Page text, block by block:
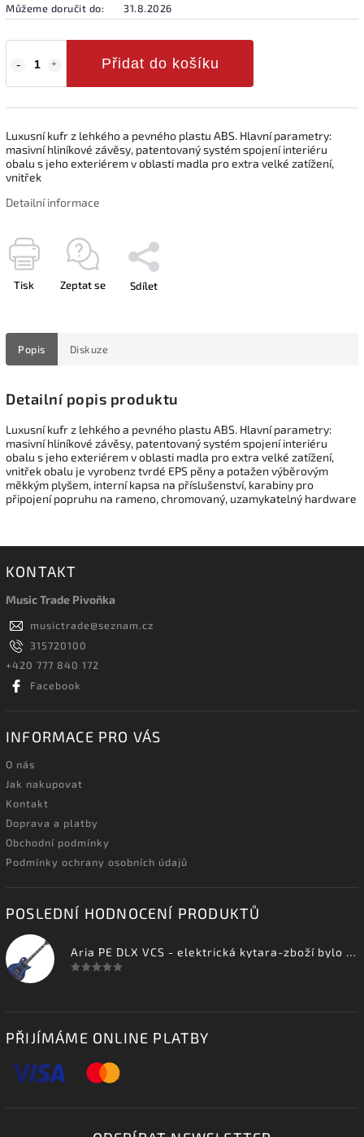
Můžeme doručit do: 31.8.2026
Přidat do košíku
Luxusní kufr z lehkého a pevného plastu ABS. Hlavní parametry:
masivní hliníkové závěsy, patentovaný systém spojení interiéru
obalu s jeho exteriérem v oblasti madla pro extra velké zatížení,
vnitřek
Detailní informace
Tisk Zeptat se Sdílet
Popis Diskuze
Detailní popis produktu
Luxusní kufr z lehkého a pevného plastu ABS. Hlavní parametry:
masivní hliníkové závěsy, patentovaný systém spojení interiéru
obalu s jeho exteriérem v oblasti madla pro extra velké zatížení,
vnitřek obalu je vyrobenz tvrdé EPS pěny a potažen výběrovým
měkkým plyšem, interní kapsa na příslušenství, karabiny pro
připojení popruhu na rameno, chromovaný, uzamykatelný hardware
KONTAKT
Music Trade Pivoňka
musictrade@seznam.cz
315720100
+420 777 840 172
Facebook
INFORMACE PRO VÁS
O nás
Jak nakupovat
Kontakt
Doprava a platby
Obchodní podmínky
Podmínky ochrany osobních údajů
POSLEDNÍ HODNOCENÍ PRODUKTŮ
Aria PE DLX VCS - elektrická kytara-zboží bylo vystaveno na prodejně
PŘIJÍMÁME ONLINE PLATBY